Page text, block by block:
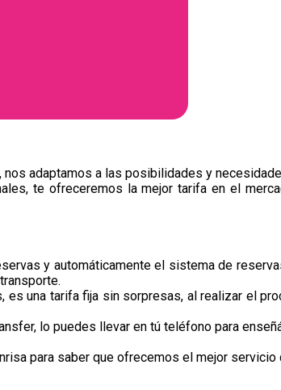
adaptamos a las posibilidades y
te ofreceremos la mejor tarifa en el
y automáticamente el sistema de
una tarifa fija sin sorpresas, al realizar el
lo puedes llevar en tú teléfono para
para saber que ofrecemos el mejor servicio